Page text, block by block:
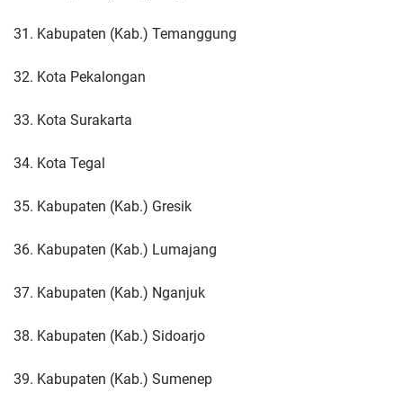
31. Kabupaten (Kab.) Temanggung
32. Kota Pekalongan
33. Kota Surakarta
34. Kota Tegal
35. Kabupaten (Kab.) Gresik
36. Kabupaten (Kab.) Lumajang
37. Kabupaten (Kab.) Nganjuk
38. Kabupaten (Kab.) Sidoarjo
39. Kabupaten (Kab.) Sumenep